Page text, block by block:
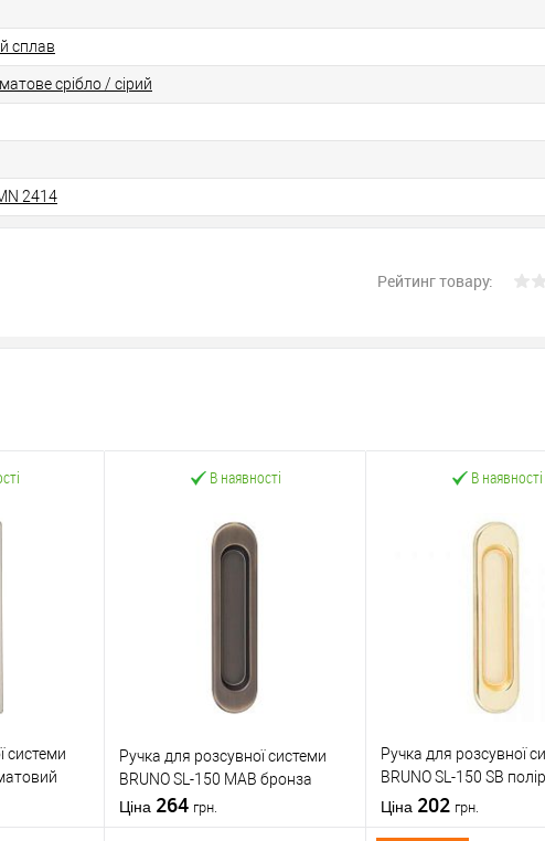
сплав
срібло / сірий
2414
Рейтинг товару:
системи
В наявності
Ручка для розсувної системи
BRUNO SL-150 MAB бронза
Ціна 264 грн.
В наявності
Ручка для розсувної
BRUNO SL-150 SB
латунь
Ціна 202 грн.